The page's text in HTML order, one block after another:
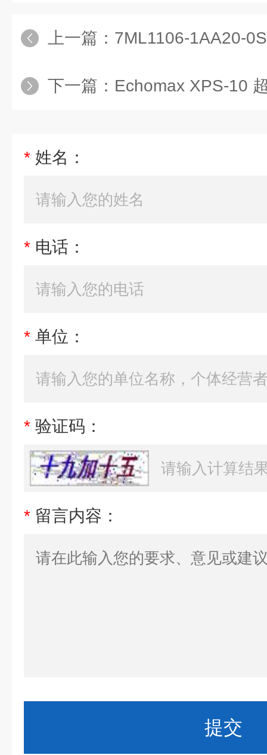
上一篇： 7ML1106-1AA20-0S西
下一篇： Echomax XPS-10 超声
* 姓名：
* 电话：
* 单位：
* 验证码：
* 留言内容：